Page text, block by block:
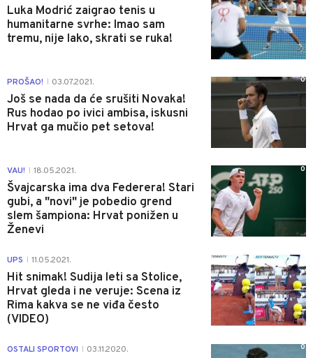
Luka Modrić zaigrao tenis u
humanitarne svrhe: Imao sam
tremu, nije lako, skrati se ruka!
PROŠAO! 03.07.2021.
Još se nada da će srušiti Novaka!
Rus hodao po ivici ambisa, iskusni
Hrvat ga mučio pet setova!
0
VAU! 18.05.2021.
Švajcarska ima dva Federera! Stari
gubi, a "novi" je pobedio grend
slem šampiona: Hrvat ponižen u
Ženevi
0
UPS 11.05.2021.
Hit snimak! Sudija leti sa Stolice,
Hrvat gleda i ne veruje: Scena iz
Rima kakva se ne viđa često
(VIDEO)
0
OSTALI SPORTOVI 03.11.2020. 0